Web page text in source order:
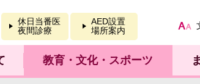
休日当番医
夜間診療
AED設置
場所案内
教育・文化・スポーツ